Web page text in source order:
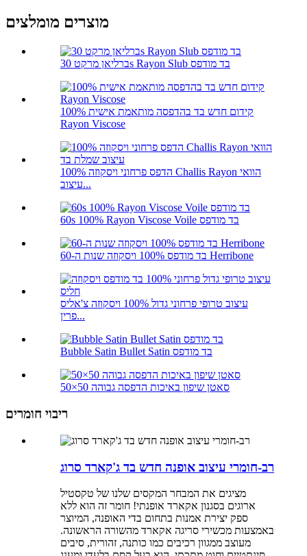
מוצרים מומלצים
ברליאן מרקט 30s Rayon Slub בד מודפס
קידום חדש בד בהדפסה מותאמת אישית 100%
Rayon Viscose
100% הדפס פרחוני ויסקוזה Challis Rayon הוואי
עיצוב...
60s 100% Rayon Viscose Voile בד מודפס
בד מודפס 100% ויסקוזה שנות ה-60 Herribone
עיצוב טרופי פרחוני גדול 100% ויסקוזה צ'אליס
פרין...
Bubble Satin Bullet Satin בד מודפס
סאטן שיפון באיכות הדפסה גבוהה 50×50
ריבוי חומרים
רב-חומרי עיצוב אופנה חדש בד ג'קארד סרוג
מציגים את המבחר המקסים שלנו של טקסטיל
ארוגים בסגנון אקארד אופנתי! חומר זה הוא ללא
ספק יצירת אמנות בתחום בדי האופנה, המיוצר
באמצעות מכשירי סריגה אקארד מהשורה הראשונה.
מעוצב ממגוון רכיבים כמו כותנה, זהורית, סיבים